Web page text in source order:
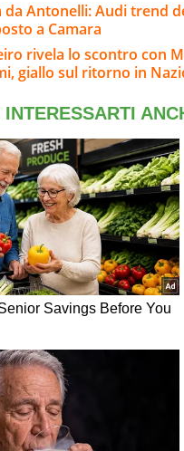
da Antonelli: Audi trend
a Camara
rivela lo scontro con
giallo sul ritorno in